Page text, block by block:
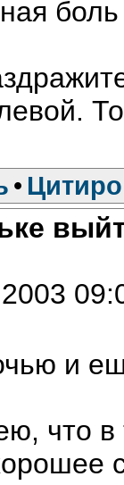
боль
•
и
что в